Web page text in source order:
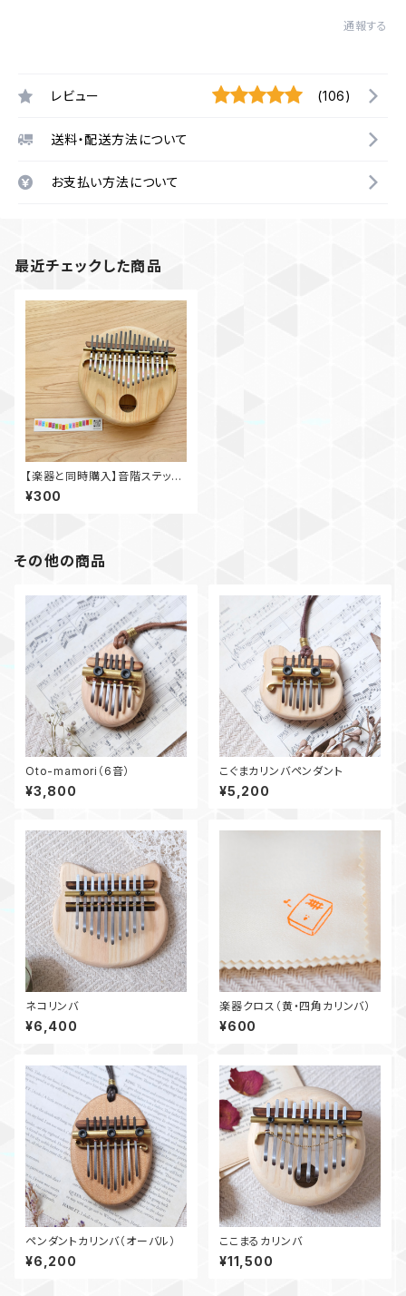
通報する
レビュー (106)
送料・配送方法について
お支払い方法について
最近チェックした商品
【楽器と同時購入】音階ステッカ
ー（カラフル）
¥300
その他の商品
Oto-mamori（6音）
¥3,800
こぐまカリンバペンダント
¥5,200
ネコリンバ
¥6,400
楽器クロス（黄・四角カリンバ）
¥600
ペンダントカリンバ（オーバル）
¥6,200
ここまるカリンバ
¥11,500